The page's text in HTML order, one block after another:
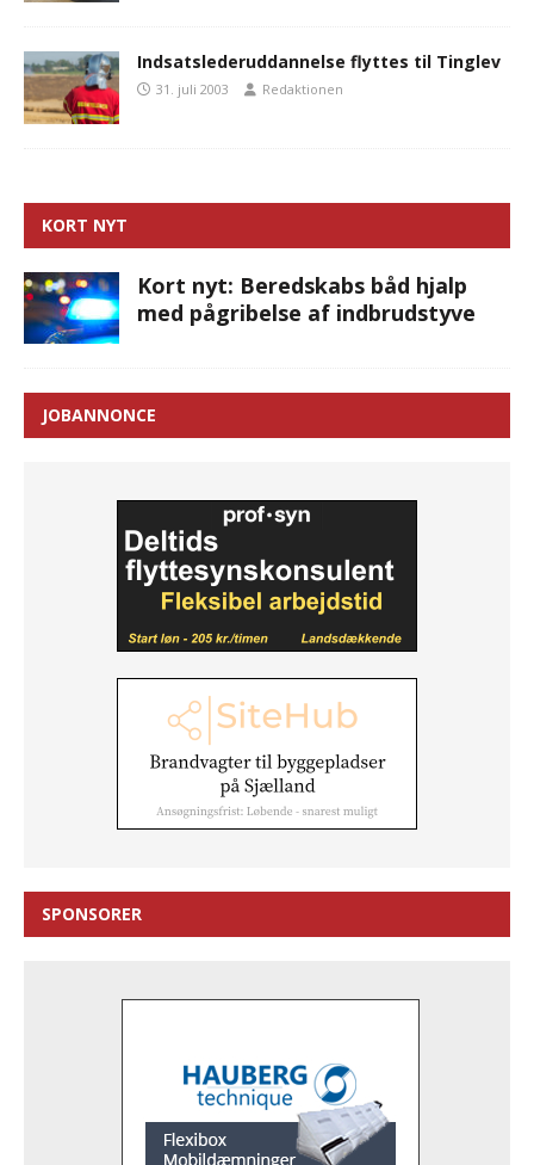
Indsatslederuddannelse flyttes til Tinglev
31. juli 2003 Redaktionen
KORT NYT
Kort nyt: Beredskabs båd hjalp
med pågribelse af indbrudstyve
JOBANNONCE
SPONSORER